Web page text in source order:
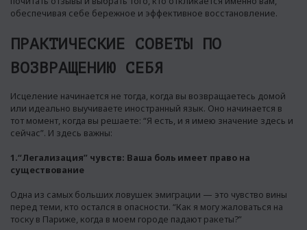
обеспечивая себе бережное и эффективное восстановление.
ПРАКТИЧЕСКИЕ СОВЕТЫ ПО
ВОЗВРАЩЕНИЮ СЕБЯ
Исцеление начинается не тогда, когда вы возвращаетесь домой
или идеально выучиваете иностранный язык. Оно начинается в
тот момент, когда вы решаете: “Я есть, и я имею значение здесь и
сейчас”. И здесь важны:
1.“Легализация” чувств: Ваша боль имеет право на
существование
Одна из самых больших ловушек эмиграции — это чувство вины
перед теми, кто остался в опасности. “Как я могу жаловаться на
тоску в Париже, когда в моем городе падают ракеты?”